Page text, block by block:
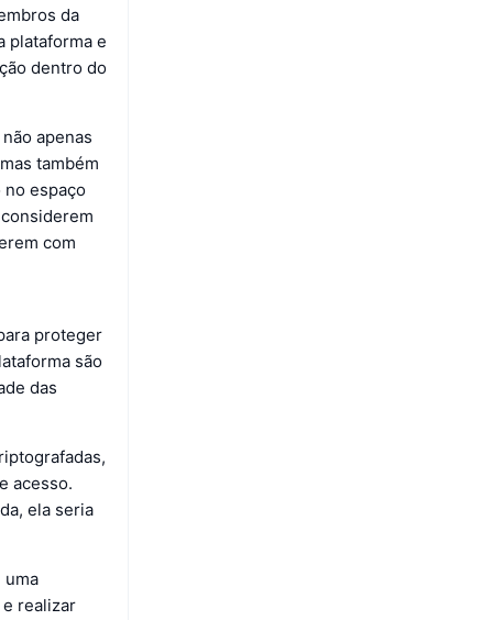
da
plataforma e
dentro do
apenas
também
espaço
com
proteger
são
das
acesso.
ela seria
uma
realizar